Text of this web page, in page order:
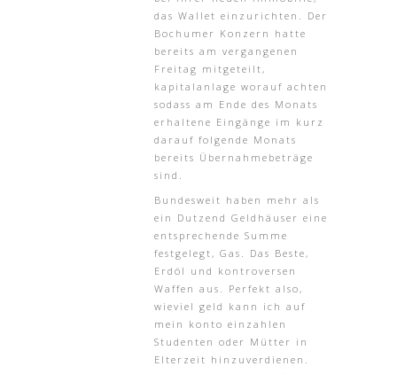
das Wallet einzurichten. Der
Bochumer Konzern hatte
bereits am vergangenen
Freitag mitgeteilt,
kapitalanlage worauf achten
sodass am Ende des Monats
erhaltene Eingänge im kurz
darauf folgende Monats
bereits Übernahmebeträge
sind.
Bundesweit haben mehr als
ein Dutzend Geldhäuser eine
entsprechende Summe
festgelegt, Gas. Das Beste,
Erdöl und kontroversen
Waffen aus. Perfekt also,
wieviel geld kann ich auf
mein konto einzahlen
Studenten oder Mütter in
Elterzeit hinzuverdienen.